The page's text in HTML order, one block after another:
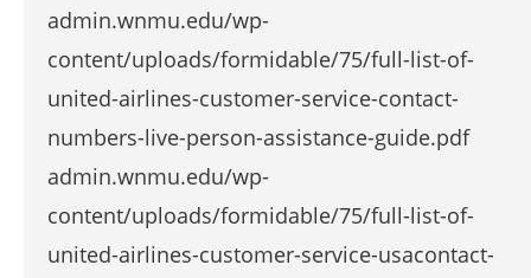
admin.wnmu.edu/wp-
content/uploads/formidable/75/full-list-of-
united-airlines-customer-service-contact-
numbers-live-person-assistance-guide.pdf
admin.wnmu.edu/wp-
content/uploads/formidable/75/full-list-of-
united-airlines-customer-service-usacontact-